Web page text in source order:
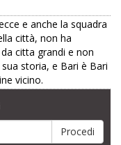
e anche la squadra
città, non ha
citta grandi e non
storia, e Bari è Bari
vicino.